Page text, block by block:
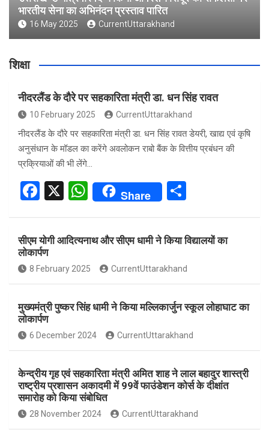
भारतीय सेना का अभिनंदन प्रस्ताव पारित
16 May 2025 CurrentUttarakhand
शिक्षा
नीदरलैंड के दौरे पर सहकारिता मंत्री डा. धन सिंह रावत
10 February 2025 CurrentUttarakhand
नीदरलैंड के दौरे पर सहकारिता मंत्री डा. धन सिंह रावत डेयरी, खाद्य एवं कृषि
अनुसंधान के मॉडल का करेंगे अवलोकन राबो बैंक के वित्तीय प्रबंधन की
प्रक्रियाओं की भी लेंगे…
F
ce
b
o
o
k
X
W
s
A
p
p
Share
ar
e
सीएम योगी आदित्यनाथ और सीएम धामी ने किया विद्यालयों का
लोकार्पण
8 February 2025 CurrentUttarakhand
मुख्यमंत्री पुष्कर सिंह धामी ने किया मल्लिकार्जुन स्कूल लोहाघाट का
लोकार्पण
6 December 2024 CurrentUttarakhand
केन्द्रीय गृह एवं सहकारिता मंत्री अमित शाह ने लाल बहादुर शास्त्री
राष्ट्रीय प्रशासन अकादमी में 99वें फाउंडेशन कोर्स के दीक्षांत
समारोह को किया संबोधित
28 November 2024 CurrentUttarakhand